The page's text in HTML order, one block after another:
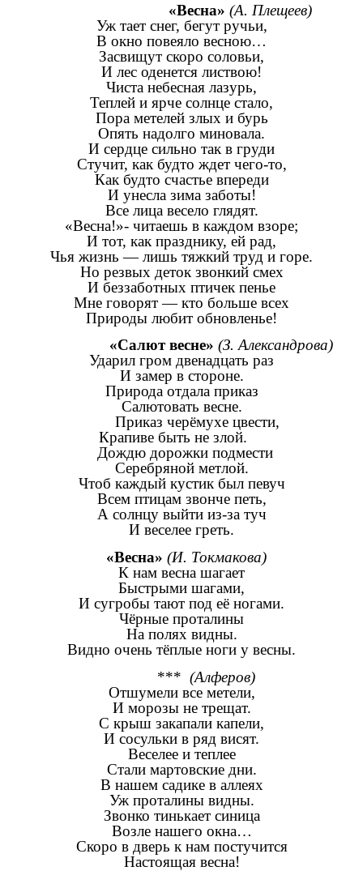
«Весна» (А. Плещеев)
Уж тает снег, бегут ручьи,
В окно повеяло весною…
Засвищут скоро соловьи,
И лес оденется листвою!
Чиста небесная лазурь,
Теплей и ярче солнце стало,
Пора метелей злых и бурь
Опять надолго миновала.
И сердце сильно так в груди
Стучит, как будто ждет чего-то,
Как будто счастье впереди
И унесла зима заботы!
Все лица весело глядят.
«Весна!»- читаешь в каждом взоре;
И тот, как празднику, ей рад,
Чья жизнь — лишь тяжкий труд и горе.
Но резвых деток звонкий смех
И беззаботных птичек пенье
Мне говорят — кто больше всех
Природы любит обновленье!
«Салют весне» (З. Александрова)
Ударил гром двенадцать раз
И замер в стороне.
Природа отдала приказ
Салютовать весне.
Приказ черёмухе цвести,
Крапиве быть не злой.
Дождю дорожки подмести
Серебряной метлой.
Чтоб каждый кустик был певуч
Всем птицам звонче петь,
А солнцу выйти из-за туч
И веселее греть.
«Весна» (И. Токмакова)
К нам весна шагает
Быстрыми шагами,
И сугробы тают под её ногами.
Чёрные проталины
На полях видны.
Видно очень тёплые ноги у весны.
*** (Алферов)
Отшумели все метели,
И морозы не трещат.
С крыш закапали капели,
И сосульки в ряд висят.
Веселее и теплее
Стали мартовские дни.
В нашем садике в аллеях
Уж проталины видны.
Звонко тинькает синица
Возле нашего окна…
Скоро в дверь к нам постучится
Настоящая весна!